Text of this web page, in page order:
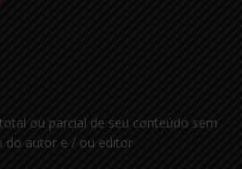
ou parcial de seu conteúdo sem
do autor e / ou editor